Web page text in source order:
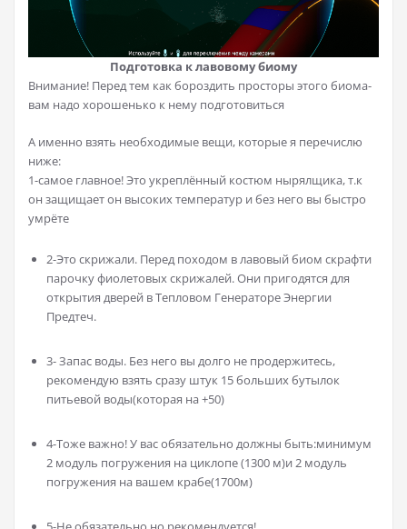
Подготовка к лавовому биому
Внимание! Перед тем как бороздить просторы этого биома-
вам надо хорошенько к нему подготовиться
А именно взять необходимые вещи, которые я перечислю
ниже:
1-самое главное! Это укреплённый костюм нырялщика, т.к
он защищает он высоких температур и без него вы быстро
умрёте
2-Это скрижали. Перед походом в лавовый биом скрафти
парочку фиолетовых скрижалей. Они пригодятся для
открытия дверей в Тепловом Генераторе Энергии
Предтеч.
3- Запас воды. Без него вы долго не продержитесь,
рекомендую взять сразу штук 15 больших бутылок
питьевой воды(которая на +50)
4-Тоже важно! У вас обязательно должны быть:минимум
2 модуль погружения на циклопе (1300 м)и 2 модуль
погружения на вашем крабе(1700м)